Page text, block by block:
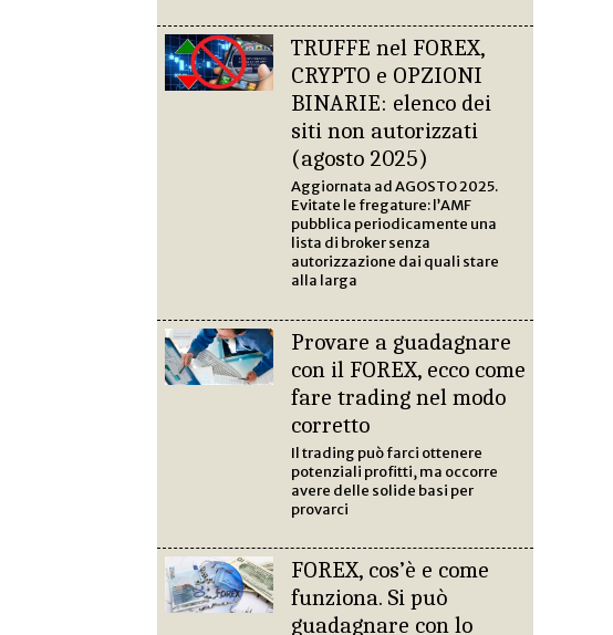
TRUFFE nel FOREX,
CRYPTO e OPZIONI
BINARIE: elenco dei
siti non autorizzati
(agosto 2025)
Aggiornata ad AGOSTO 2025.
Evitate le fregature: l’AMF
pubblica periodicamente una
lista di broker senza
autorizzazione dai quali stare
alla larga
Provare a guadagnare
con il FOREX, ecco come
fare trading nel modo
corretto
Il trading può farci ottenere
potenziali profitti, ma occorre
avere delle solide basi per
provarci
FOREX, cos’è e come
funziona. Si può
guadagnare con lo